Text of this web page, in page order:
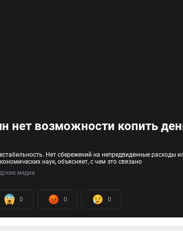
нет возможности копить
Нет сбережений на непредвиденные расходы
наук, объясняет, с чем это связано
медиа
0 0 0